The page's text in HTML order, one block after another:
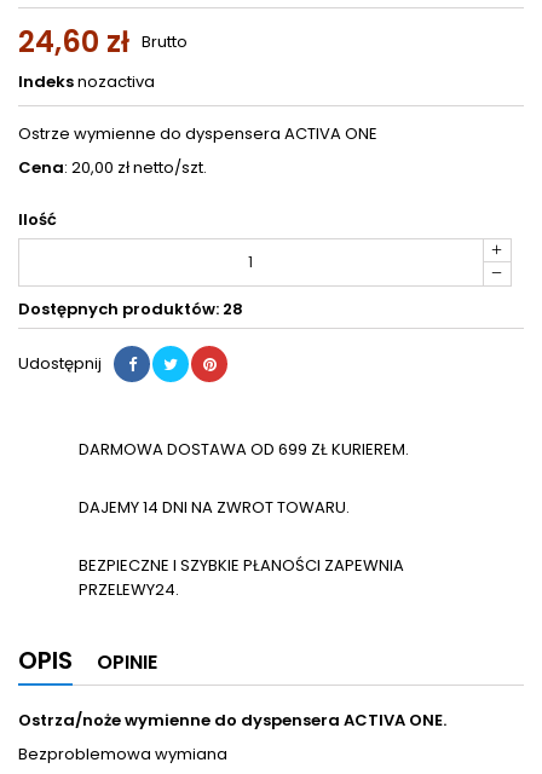
24,60 zł Brutto
Indeksnozactiva
Ostrze wymienne do dyspensera ACTIVA ONE
Cena: 20,00 zł netto/szt.
Ilość
Dostępnych produktów: 28
Udostępnij
DARMOWA DOSTAWA OD 699 ZŁ KURIEREM.
DAJEMY 14 DNI NA ZWROT TOWARU.
BEZPIECZNE I SZYBKIE PŁANOŚCI ZAPEWNIA
PRZELEWY24.
OPIS OPINIE
Ostrza/noże wymienne do dyspensera ACTIVA ONE.
Bezproblemowa wymiana